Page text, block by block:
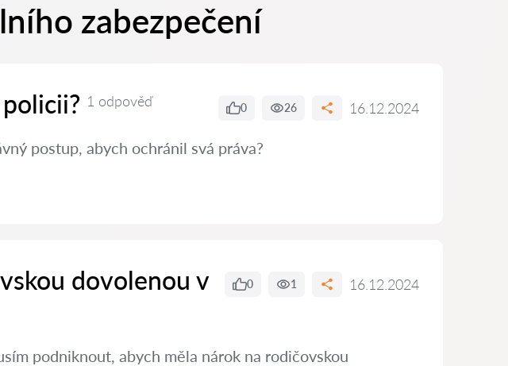
zabezpečení
1 odpověď 0 26 16.12.2024
postup, abych ochránil svá práva?
dovolenou v
0 1 16.12.2024
podniknout, abych měla nárok na rodičovskou